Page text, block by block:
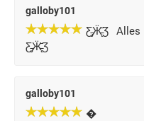
galloby101
Ƹ̵̡Ӝ̵̨̄Ʒ Alles
Ƹ̵̡Ӝ̵̨̄Ʒ
galloby101
�